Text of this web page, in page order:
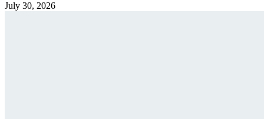
July 30, 2026